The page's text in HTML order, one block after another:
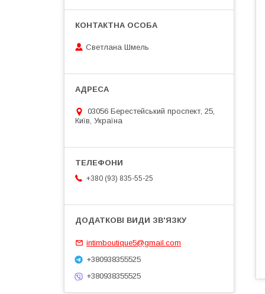
Светлана Шмель
03056 Берестейський проспект, 25,
Київ, Україна
+380 (93) 835-55-25
intimboutique5@gmail.com
+380938355525
+380938355525